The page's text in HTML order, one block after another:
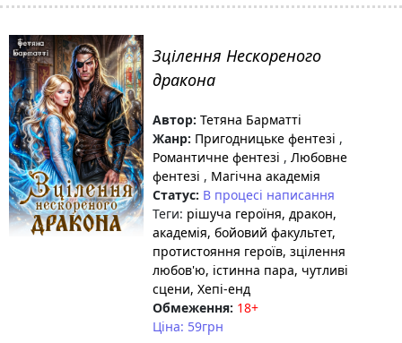
Зцілення Нескореного
дракона
Автор: Тетяна Барматті
Жанр: Пригодницьке фентезі ,
Романтичне фентезі , Любовне
фентезі , Магічна академія
Статус: В процесі написання
Теги: рішуча героїня, дракон,
академія, бойовий факультет,
протистояння героїв, зцілення
любов'ю, істинна пара, чутливі
сцени, Хепі-енд
Обмеження: 18+
Ціна: 59грн